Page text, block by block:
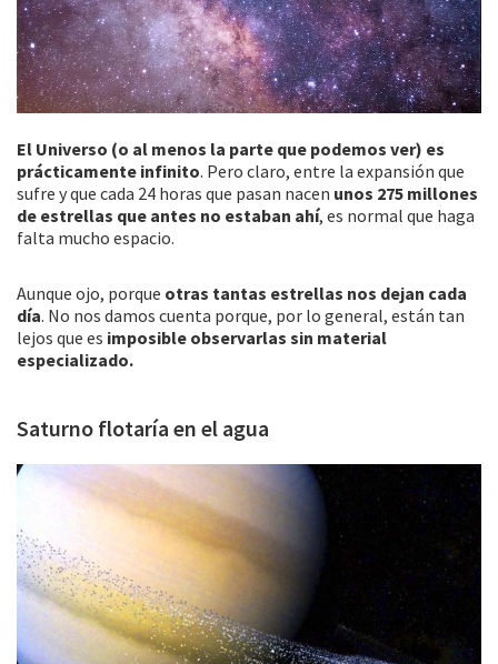
El Universo (o al menos la parte que podemos ver) es
prácticamente infinito. Pero claro, entre la expansión que
sufre y que cada 24 horas que pasan nacen unos 275 millones
de estrellas que antes no estaban ahí, es normal que haga
falta mucho espacio.
Aunque ojo, porque otras tantas estrellas nos dejan cada
día. No nos damos cuenta porque, por lo general, están tan
lejos que es imposible observarlas sin material
especializado.
Saturno flotaría en el agua